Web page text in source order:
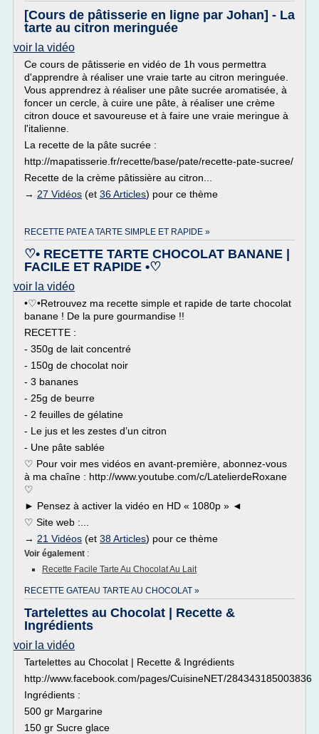
[Cours de pâtisserie en ligne par Johan] - La
tarte au citron meringuée
voir la vidéo
Ce cours de pâtisserie en vidéo de 1h vous permettra
d'apprendre à réaliser une vraie tarte au citron meringuée.
Vous apprendrez à réaliser une pâte sucrée aromatisée, à
foncer un cercle, à cuire une pâte, à réaliser une crème
citron douce et savoureuse et à faire une vraie meringue à
l'italienne.
La recette de la pâte sucrée :
http://mapatisserie.fr/recette/base/pate/recette-pate-sucree/
Recette de la crème pâtissière au citron...
→ 27 Vidéos (et 36 Articles) pour ce thème
RECETTE PATE A TARTE SIMPLE ET RAPIDE »
♡• RECETTE TARTE CHOCOLAT BANANE |
FACILE ET RAPIDE •♡
voir la vidéo
•♡•Retrouvez ma recette simple et rapide de tarte chocolat
banane ! De la pure gourmandise !!
RECETTE :
- 350g de lait concentré
- 150g de chocolat noir
- 3 bananes
- 25g de beurre
- 2 feuilles de gélatine
- Le jus et les zestes d’un citron
- Une pâte sablée
♡ Pour voir mes vidéos en avant-première, abonnez-vous
à ma chaîne : http://www.youtube.com/c/LatelierdeRoxane
♡
► Pensez à activer la vidéo en HD « 1080p » ◄
♡ Site web :...
→ 21 Vidéos (et 38 Articles) pour ce thème
Voir également :
Recette Facile Tarte Au Chocolat Au Lait
RECETTE GATEAU TARTE AU CHOCOLAT »
Tartelettes au Chocolat | Recette &
Ingrédients
voir la vidéo
Tartelettes au Chocolat | Recette & Ingrédients
http://www.facebook.com/pages/CuisineNET/284343185003836
Ingrédients :
500 gr Margarine
150 gr Sucre glace